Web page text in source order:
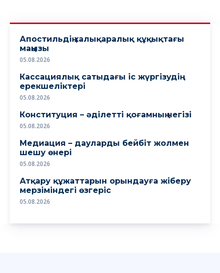
Апостильдің халықаралық құқықтағы
маңызы
05.08.2026
Кассациялық сатыдағы іс жүргізудің
ерекшеліктері
05.08.2026
Конституция – әділетті қоғамның негізі
05.08.2026
Медиация – дауларды бейбіт жолмен
шешу өнері
05.08.2026
Атқару құжаттарын орындауға жіберу
мерзіміндегі өзгеріс
05.08.2026